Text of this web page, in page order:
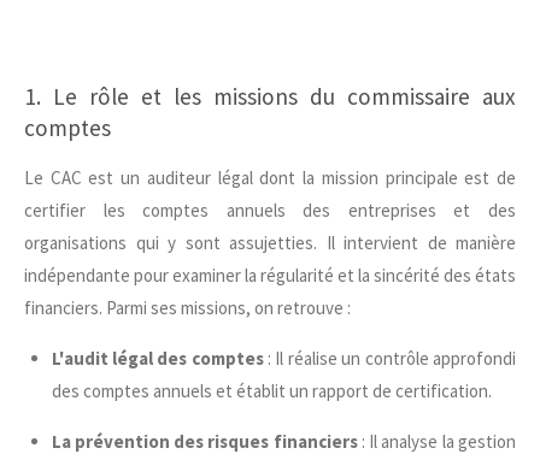
1. Le rôle et les missions du commissaire aux
comptes
Le CAC est un auditeur légal dont la mission principale est de
certifier les comptes annuels des entreprises et des
organisations qui y sont assujetties. Il intervient de manière
indépendante pour examiner la régularité et la sincérité des états
financiers. Parmi ses missions, on retrouve :
L'audit légal des comptes: Il réalise un contrôle approfondi
des comptes annuels et établit un rapport de certification.
La prévention des risques financiers: Il analyse la gestion